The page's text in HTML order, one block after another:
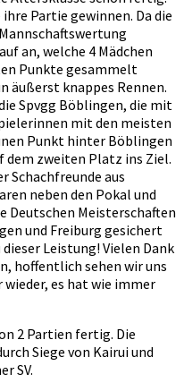
Partie gewinnen. Da die
an, welche 4 Mädchen
Punkte gesammelt
äußerst knappes Rennen.
Spvgg Böblingen, die mit
mit den meisten
Punkt hinter Böblingen
dem zweiten Platz ins Ziel.
Schachfreunde aus
neben den Pokal und
Deutschen Meisterschaften
und Freiburg gesichert
Leistung! Vielen Dank
hoffentlich sehen wir uns
es hat wie immer
2 Partien fertig. Die
Siege von Kairui und
SV.